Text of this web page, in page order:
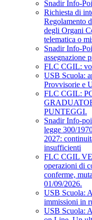
Snadir Info-
Richiesta di
Regolamento
degli Organi
telematica o
Snadir Info-
assegnazione
FLC CGIL:
USB Scuola:
Provvisorie e
FLC CGIL:
PUNTEGGI.
Snadir Info-
legge 300/
2027:
insufficienti
FLC CGIL
operazioni di
conferme,
01/09/2026.
USB Scuola:
immissioni in
USB Scuola: